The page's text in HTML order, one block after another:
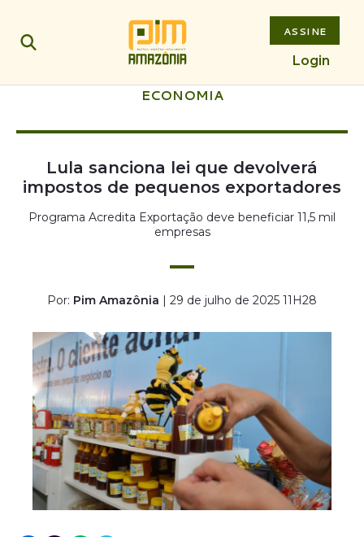
ASSINE
Login
ECONOMIA
Lula sanciona lei que devolverá
impostos de pequenos exportadores
Programa Acredita Exportação deve beneficiar 11,5 mil
empresas
Por: Pim Amazônia | 29 de julho de 2025 11H28